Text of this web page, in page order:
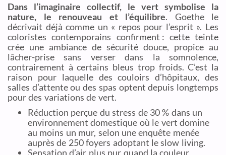
Dans l’imaginaire collectif, le vert symbolise la
nature, le renouveau et l’équilibre. Goethe le
décrivait déjà comme un « repos pour l’esprit ». Les
coloristes contemporains confirment : cette teinte
crée une ambiance de sécurité douce, propice au
lâcher-prise sans verser dans la somnolence,
contrairement à certains bleus trop froids. C’est la
raison pour laquelle des couloirs d’hôpitaux, des
salles d’attente ou des spas optent depuis longtemps
pour des variations de vert.
Réduction perçue du stress de 30 % dans un
environnement domestique où le vert domine
au moins un mur, selon une enquête menée
auprès de 250 foyers adoptant le slow living.
Sensation d’air plus pur quand la couleur